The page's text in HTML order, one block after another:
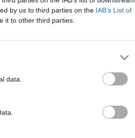
by us to third parties on the IAB’s List of
it to other third parties.
data.
ενώ στην
ενώ
από άνδρες
20 ετών